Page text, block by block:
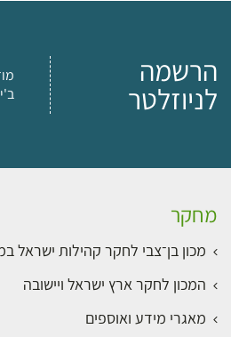
הרשמה
לניוזלטר
מחקר
מכון בן־צבי לחקר קהילות ישראל
המכון לחקר ארץ ישראל ויישובה
מאגרי מידע ואוספים